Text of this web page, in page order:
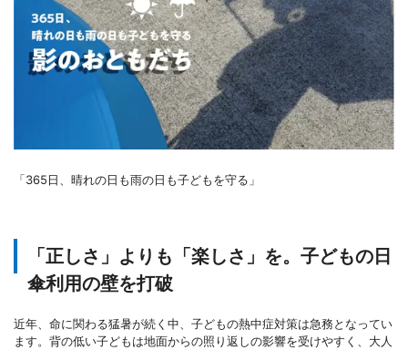
「365日、晴れの日も雨の日も子どもを守る」
「正しさ」よりも「楽しさ」を。子どもの日
傘利用の壁を打破
近年、命に関わる猛暑が続く中、子どもの熱中症対策は急務となってい
ます。背の低い子どもは地面からの照り返しの影響を受けやすく、大人